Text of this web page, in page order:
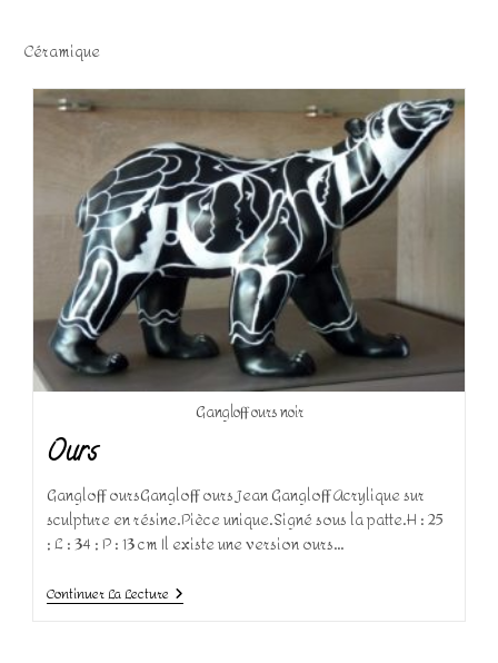
Céramique
Gangloff ours noir
Ours
Gangloff oursGangloff ours Jean Gangloff Acrylique sur
sculpture en résine.Pièce unique.Signé sous la patte.H : 25
; L : 34 ; P : 13 cm Il existe une version ours…
Continuer La LectureOurs